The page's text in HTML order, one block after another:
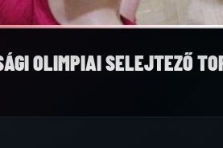
OLIMPIAI SELEJTEZŐ